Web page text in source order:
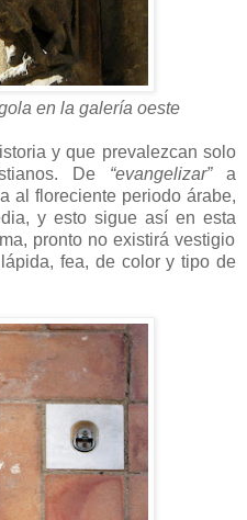
en la galería oeste
y que prevalezcan solo
De “evangelizar”a
al floreciente periodo árabe,
y esto sigue así en esta
pronto no existirá vestigio
fea, de color y tipo de